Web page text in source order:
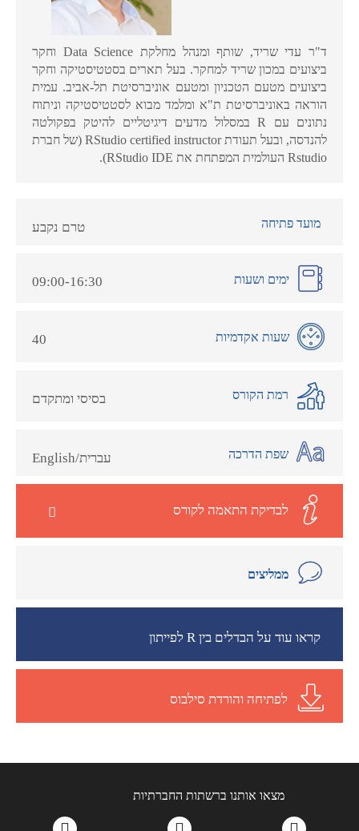
ד"ר עדי שריד, שותף ומנהל מחלקת Data Science וחקר
ביצועים במכון שריד למחקר. בעל תארים בסטטיסטיקה וחקר
ביצועים מטעם הטכניון ומטעם אוניברסיטת תל-אביב. עמית
הוראה באוניברסיטת ת"א ומלמד מבוא לסטטיסטיקה וניתוח
נתונים עם R במסלול מדעים דיגיטליים להיטק בפקולטה
להנדסה, ובעל תעודת RStudio certified instructor (של חברת
Rstudio העולמית המפתחת את RStudio IDE).
טרם נקבע מועד פתיחה
09:00-16:30 ימים ושעות
40 שעות אקדמיות
בסיסי ומתקדם רמת הקורס
עברית/English שפת הדרכה
לבדיקת התאמה לקורס
ממליצים
קראו עוד על הבדלים בין R לפייתון
לפתיחה והורדת סילבוס
מצאו אותנו ברשתות החברתיות